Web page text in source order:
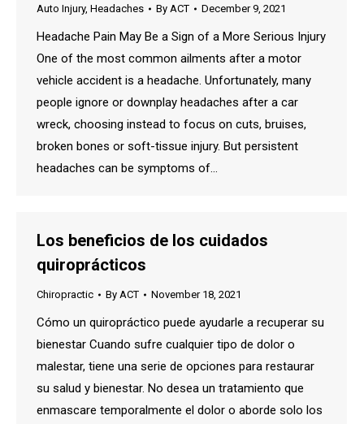
Auto Injury, Headaches By ACT December 9, 2021
Headache Pain May Be a Sign of a More Serious Injury
One of the most common ailments after a motor
vehicle accident is a headache. Unfortunately, many
people ignore or downplay headaches after a car
wreck, choosing instead to focus on cuts, bruises,
broken bones or soft-tissue injury. But persistent
headaches can be symptoms of…
Los beneficios de los cuidados
quiroprácticos
Chiropractic By ACT November 18, 2021
Cómo un quiropráctico puede ayudarle a recuperar su
bienestar Cuando sufre cualquier tipo de dolor o
malestar, tiene una serie de opciones para restaurar
su salud y bienestar. No desea un tratamiento que
enmascare temporalmente el dolor o aborde solo los